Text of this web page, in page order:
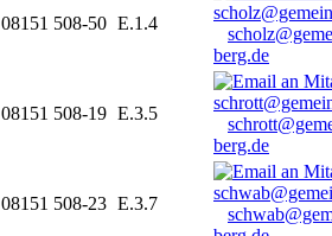
08151 508-50 E.1.4
berg.de
08151 508-19 E.3.5
berg.de
08151 508-23 E.3.7